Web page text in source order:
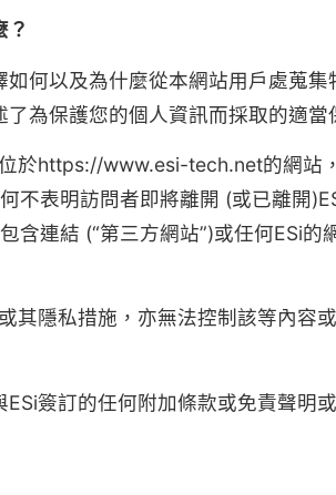
？
何以及為什麼從本網站用戶處蒐
為保護您的個人資訊而採取的適當
於https://www.esi-tech.net的網站
不表明訪問者即將離開 (或已離開
含連結 (“第三方網站”)或任何ESi
其隱私措施，亦無法控制該等內容
簽訂的任何附加條款或免責聲明